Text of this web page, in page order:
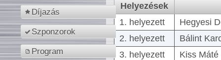
Díjazás
Szponzorok
Program
Helyezések
1. helyezett
Hegyesi
2. helyezett
Bálint
3. helyezett
Kiss